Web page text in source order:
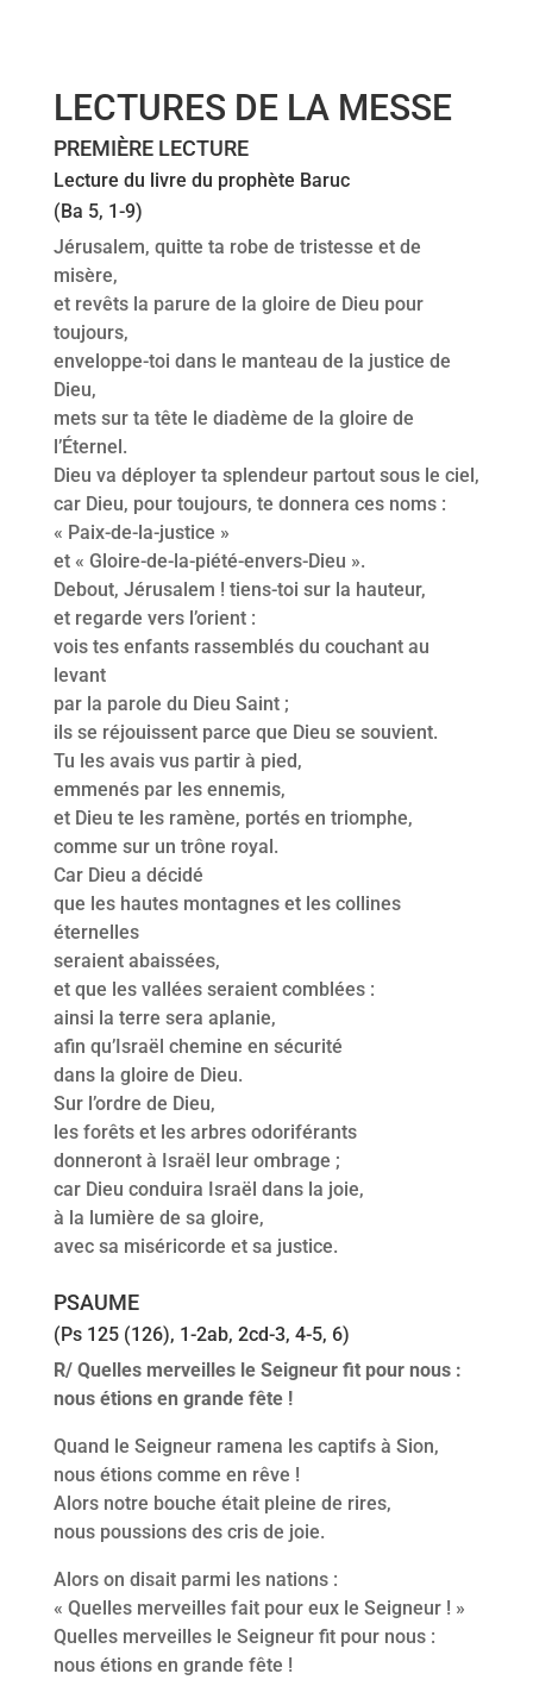
LECTURES DE LA MESSE
PREMIÈRE LECTURE
Lecture du livre du prophète Baruc
(Ba 5, 1-9)
Jérusalem, quitte ta robe de tristesse et de
misère,
et revêts la parure de la gloire de Dieu pour
toujours,
enveloppe-toi dans le manteau de la justice de
Dieu,
mets sur ta tête le diadème de la gloire de
l’Éternel.
Dieu va déployer ta splendeur partout sous le ciel,
car Dieu, pour toujours, te donnera ces noms :
« Paix-de-la-justice »
et « Gloire-de-la-piété-envers-Dieu ».
Debout, Jérusalem ! tiens-toi sur la hauteur,
et regarde vers l’orient :
vois tes enfants rassemblés du couchant au
levant
par la parole du Dieu Saint ;
ils se réjouissent parce que Dieu se souvient.
Tu les avais vus partir à pied,
emmenés par les ennemis,
et Dieu te les ramène, portés en triomphe,
comme sur un trône royal.
Car Dieu a décidé
que les hautes montagnes et les collines
éternelles
seraient abaissées,
et que les vallées seraient comblées :
ainsi la terre sera aplanie,
afin qu’Israël chemine en sécurité
dans la gloire de Dieu.
Sur l’ordre de Dieu,
les forêts et les arbres odoriférants
donneront à Israël leur ombrage ;
car Dieu conduira Israël dans la joie,
à la lumière de sa gloire,
avec sa miséricorde et sa justice.
PSAUME
(Ps 125 (126), 1-2ab, 2cd-3, 4-5, 6)
R/ Quelles merveilles le Seigneur fit pour nous :
nous étions en grande fête !
Quand le Seigneur ramena les captifs à Sion,
nous étions comme en rêve !
Alors notre bouche était pleine de rires,
nous poussions des cris de joie.
Alors on disait parmi les nations :
« Quelles merveilles fait pour eux le Seigneur ! »
Quelles merveilles le Seigneur fit pour nous :
nous étions en grande fête !